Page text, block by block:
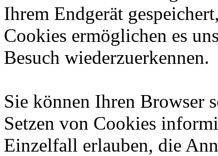
Ihrem Endgerät
Cookies ermöglichen es
Besuch wiederzuerkennen.
Sie können Ihren Browser
Setzen von Cookies
Einzelfall erlauben, die